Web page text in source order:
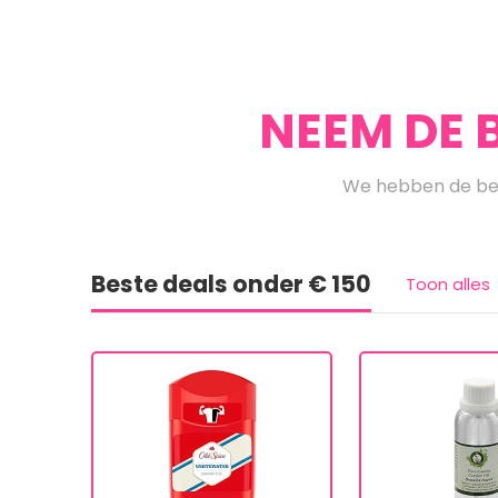
NEEM DE
We hebben de
Beste deals onder € 150 Toon alles